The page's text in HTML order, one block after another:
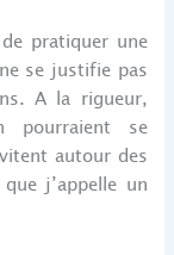
pratiquer une
se justifie pas
A la rigueur,
pourraient se
autour des
j’appelle un